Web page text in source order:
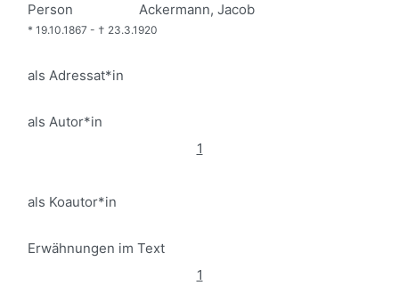
Person Ackermann, Jacob
* 19.10.1867 - † 23.3.1920
als Adressat*in
als Autor*in
1
als Koautor*in
Erwähnungen im Text
1